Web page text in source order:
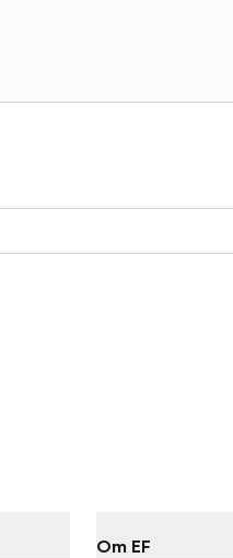
Om EF